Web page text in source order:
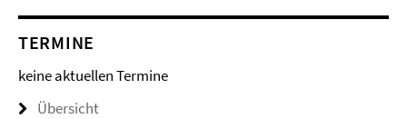
TERMINE
keine aktuellen Termine
Übersicht